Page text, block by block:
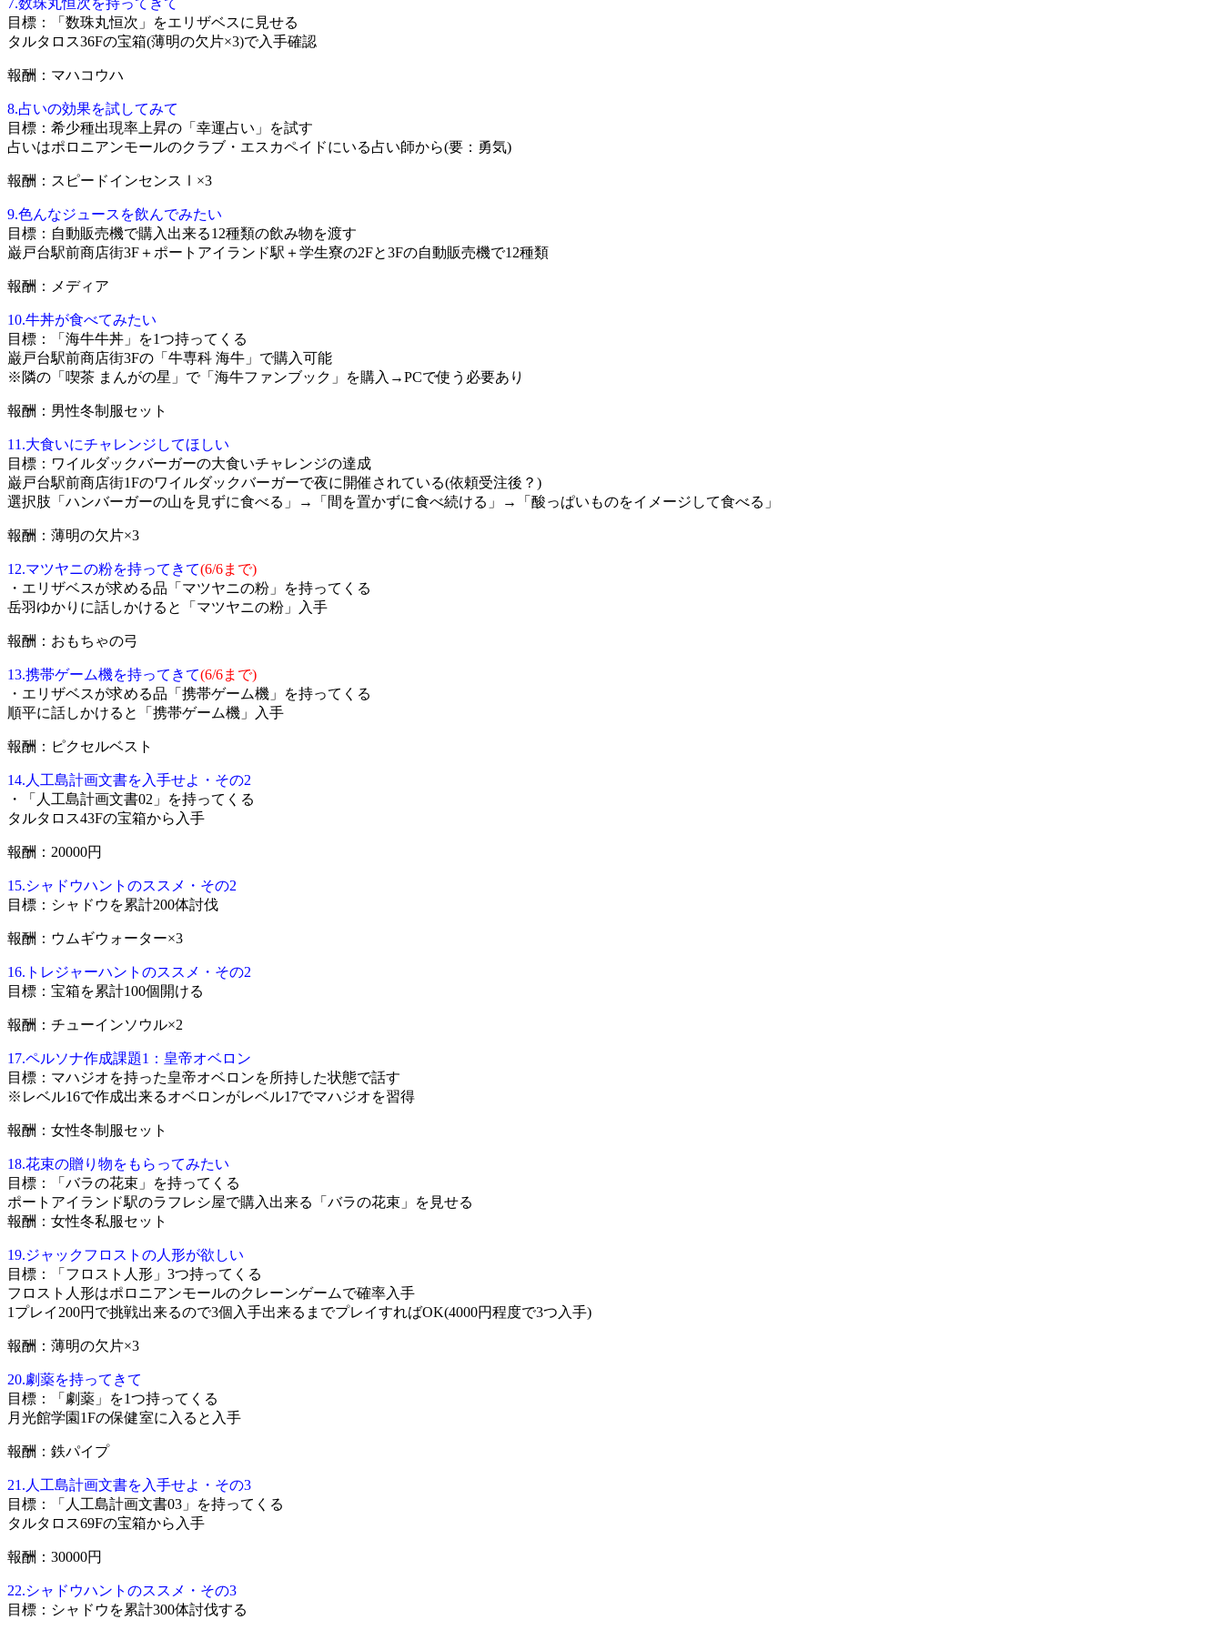
目標：「数珠丸恒次」をエリザベスに見せる
タルタロス36Fの宝箱(薄明の欠片×3)で入手確認
報酬：マハコウハ
8.占いの効果を試してみて
目標：希少種出現率上昇の「幸運占い」を試す
占いはポロニアンモールのクラブ・エスカペイドにいる占い師から(要：勇気)
報酬：スピードインセンスⅠ×3
9.色んなジュースを飲んでみたい
目標：自動販売機で購入出来る12種類の飲み物を渡す
巌戸台駅前商店街3F＋ポートアイランド駅＋学生寮の2Fと3Fの自動販売機で12種類
報酬：メディア
10.牛丼が食べてみたい
目標：「海牛牛丼」を1つ持ってくる
巌戸台駅前商店街3Fの「牛専科 海牛」で購入可能
※隣の「喫茶 まんがの星」で「海牛ファンブック」を購入→PCで使う必要あり
報酬：男性冬制服セット
11.大食いにチャレンジしてほしい
目標：ワイルダックバーガーの大食いチャレンジの達成
巌戸台駅前商店街1Fのワイルダックバーガーで夜に開催されている(依頼受注後？)
選択肢「ハンバーガーの山を見ずに食べる」→「間を置かずに食べ続ける」→「酸っぱいものをイメージして食べる」
報酬：薄明の欠片×3
12.マツヤニの粉を持ってきて(6/6まで)
・エリザベスが求める品「マツヤニの粉」を持ってくる
岳羽ゆかりに話しかけると「マツヤニの粉」入手
報酬：おもちゃの弓
13.携帯ゲーム機を持ってきて(6/6まで)
・エリザベスが求める品「携帯ゲーム機」を持ってくる
順平に話しかけると「携帯ゲーム機」入手
報酬：ピクセルベスト
14.人工島計画文書を入手せよ・その2
・「人工島計画文書02」を持ってくる
タルタロス43Fの宝箱から入手
報酬：20000円
15.シャドウハントのススメ・その2
目標：シャドウを累計200体討伐
報酬：ウムギウォーター×3
16.トレジャーハントのススメ・その2
目標：宝箱を累計100個開ける
報酬：チューインソウル×2
17.ペルソナ作成課題1：皇帝オベロン
目標：マハジオを持った皇帝オベロンを所持した状態で話す
※レベル16で作成出来るオベロンがレベル17でマハジオを習得
報酬：女性冬制服セット
18.花束の贈り物をもらってみたい
目標：「バラの花束」を持ってくる
ポートアイランド駅のラフレシ屋で購入出来る「バラの花束」を見せる
報酬：女性冬私服セット
19.ジャックフロストの人形が欲しい
目標：「フロスト人形」3つ持ってくる
フロスト人形はポロニアンモールのクレーンゲームで確率入手
1プレイ200円で挑戦出来るので3個入手出来るまでプレイすればOK(4000円程度で3つ入手)
報酬：薄明の欠片×3
20.劇薬を持ってきて
目標：「劇薬」を1つ持ってくる
月光館学園1Fの保健室に入ると入手
報酬：鉄パイプ
21.人工島計画文書を入手せよ・その3
目標：「人工島計画文書03」を持ってくる
タルタロス69Fの宝箱から入手
報酬：30000円
22.シャドウハントのススメ・その3
目標：シャドウを累計300体討伐する